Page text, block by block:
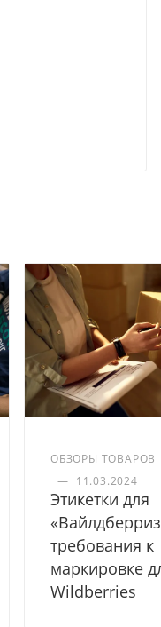
ОБЗОРЫ ТОВАРОВ
— 11.03.2024
Этикетки для
требования к
маркировке
Wildberries